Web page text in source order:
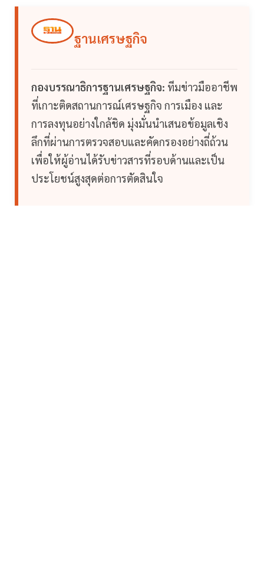
ฐานเศรษฐกิจ
กองบรรณาธิการฐานเศรษฐกิจ: ทีมข่าวมืออาชีพ
ที่เกาะติดสถานการณ์เศรษฐกิจ การเมือง และ
การลงทุนอย่างใกล้ชิด มุ่งมั่นนำเสนอข้อมูลเชิง
ลึกที่ผ่านการตรวจสอบและคัดกรองอย่างถี่ถ้วน
เพื่อให้ผู้อ่านได้รับข่าวสารที่รอบด้านและเป็น
ประโยชน์สูงสุดต่อการตัดสินใจ